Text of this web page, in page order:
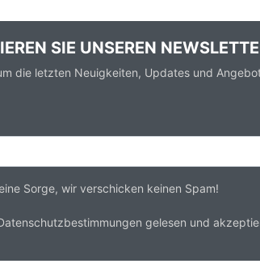
SIE UNSEREN
die letzten Neuigkeiten, Updates und
Sorge, wir verschicken keinen Spam!
gelesen und